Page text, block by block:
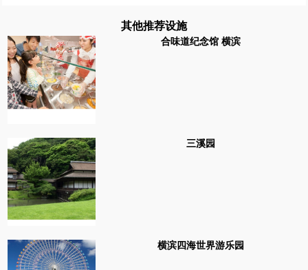
其他推荐设施
合味道纪念馆 横滨
三溪园
横滨四海世界游乐园